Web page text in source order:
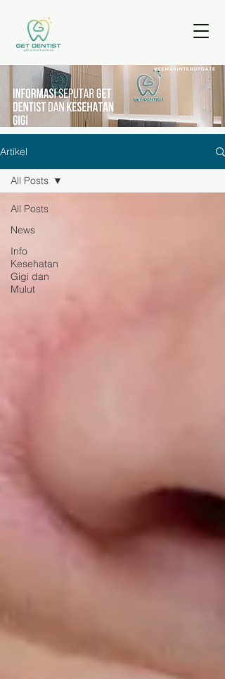
Artikel
All Posts
News
Info
Kesehatan
Gigi dan
Mulut
All Posts